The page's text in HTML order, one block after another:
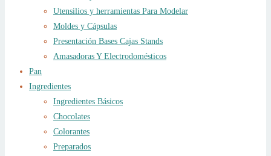
Utensilios y herramientas Para Modelar
Moldes y Cápsulas
Presentación Bases Cajas Stands
Amasadoras Y Electrodomésticos
Pan
Ingredientes
Ingredientes Básicos
Chocolates
Colorantes
Preparados